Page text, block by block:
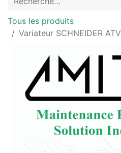
Tous les produits
Variateur SCHNEIDER